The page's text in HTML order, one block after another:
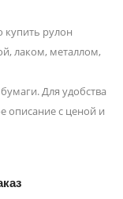
рулон
лаком, металлом,
Для удобства
описание с ценой и